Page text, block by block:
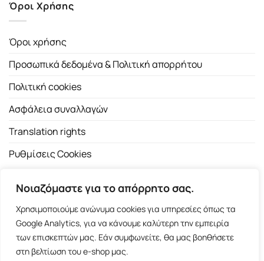
Νοιαζόμαστε για το απόρρητο σας.
Χρησιμοποιούμε ανώνυμα cookies για υπηρεσίες όπως τα
Google Analytics, για να κάνουμε καλύτερη την εμπειρία
των επισκεπτών μας. Εάν συμφωνείτε, θα μας βοηθήσετε
στη βελτίωση του e-shop μας.
Όροι Χρήσης
Όροι χρήσης
Προσωπικά δεδομένα & Πολιτική απορρήτου
Πολιτική cookies
Ασφάλεια συναλλαγών
Translation rights
Ρυθμίσεις Cookies
Copyright 2026 ©Εκδοτικός Οίκος Α.Α. Λιβάνη| All rights
reserved.